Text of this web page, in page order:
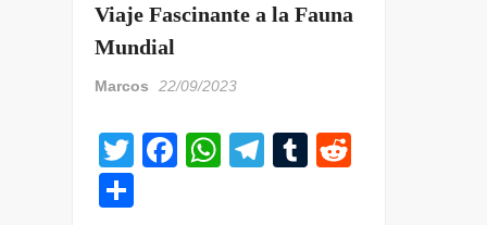
Viaje Fascinante a la Fauna
Mundial
Marcos 22/09/2023
T
F
W
T
T